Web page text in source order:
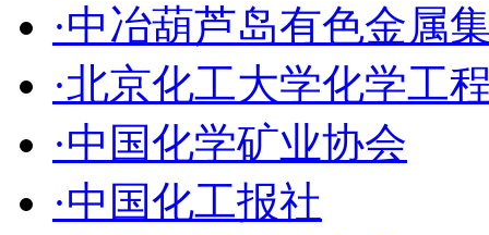
·中冶葫芦岛有色金属
·北京化工大学化学工
·中国化学矿业协会
·中国化工报社